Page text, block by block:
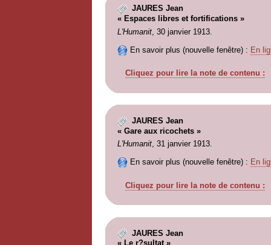
JAURES Jean
« Espaces libres et fortifications »
L'Humanit, 30 janvier 1913.
En savoir plus (nouvelle fenêtre) : En
Cliquez pour lire la note de contenu :
JAURES Jean
« Gare aux ricochets »
L'Humanit, 31 janvier 1913.
En savoir plus (nouvelle fenêtre) : En
Cliquez pour lire la note de contenu :
JAURES Jean
« Le r?sultat »